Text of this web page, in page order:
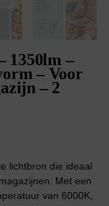
1350lm –
– Voor
– 2
lichtbron die ideaal
Met een
van 6000K,